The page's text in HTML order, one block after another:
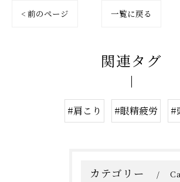
< 前のページ 一覧に戻る
関連タグ
#肩こり #眼精疲労 #
カテゴリー